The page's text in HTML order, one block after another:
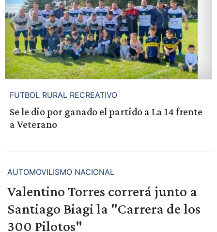
FUTBOL RURAL RECREATIVO
Se le dio por ganado el partido a La 14 frente
a Veterano
AUTOMOVILISMO NACIONAL
Valentino Torres correrá junto a
Santiago Biagi la "Carrera de los
300 Pilotos"